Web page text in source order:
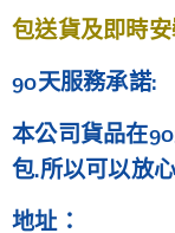
包送貨及即時
90天服務承諾:
本公司貨品在
包.所以可以放
地址：